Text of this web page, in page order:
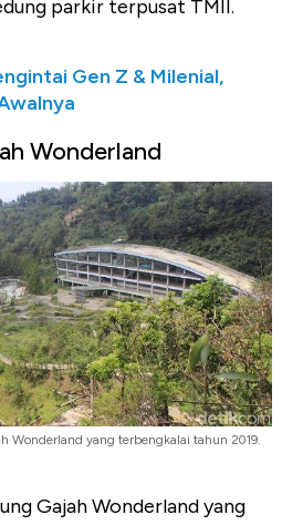
parkir terpusat TMII.
Gen Z & Milenial,
Wonderland
Wonderland yang terbengkalai tahun 2019.
Gajah Wonderland yang